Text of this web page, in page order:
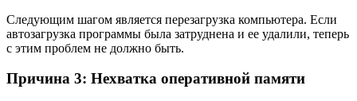
Следующим шагом является перезагрузка компьютера. Если
автозагрузка программы была затруднена и ее удалили, теперь
с этим проблем не должно быть.
Причина 3: Нехватка оперативной памяти